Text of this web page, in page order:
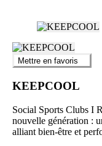
Mettre en favoris
KEEPCOOL
Social Sports Clubs I
nouvelle génération :
alliant bien-être et